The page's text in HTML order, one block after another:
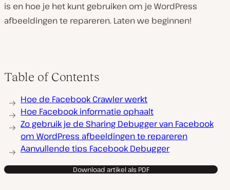
is en hoe je het kunt gebruiken om je WordPress
afbeeldingen te repareren. Laten we beginnen!
Table of Contents
Hoe de Facebook Crawler werkt
Hoe Facebook informatie ophaalt
Zo gebruik je de Sharing Debugger van Facebook
om WordPress afbeeldingen te repareren
Aanvullende tips Facebook Debugger
Download artikel als PDF